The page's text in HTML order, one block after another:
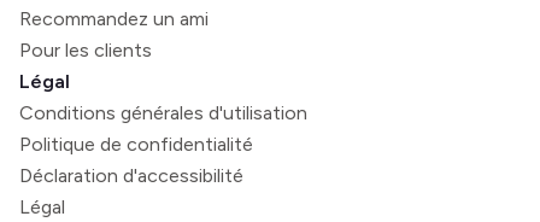
Recommandez un ami
Pour les clients
Légal
Conditions générales d'utilisation
Politique de confidentialité
Déclaration d'accessibilité
Légal